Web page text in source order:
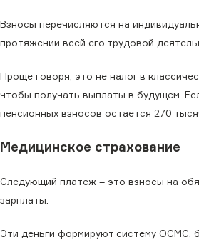
Взносы перечисляются на
протяжении всей его трудовой
Проще говоря, это не налог в
чтобы получать выплаты в будущем.
пенсионных взносов остается 270
Медицинское страхование
Следующий платеж – это взносы на
зарплаты.
Эти деньги формируют систему ОСМС,